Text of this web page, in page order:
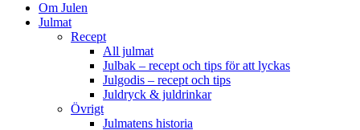
Om Julen
Julmat
Recept
All julmat
Julbak – recept och tips för att lyckas
Julgodis – recept och tips
Juldryck & juldrinkar
Övrigt
Julmatens historia